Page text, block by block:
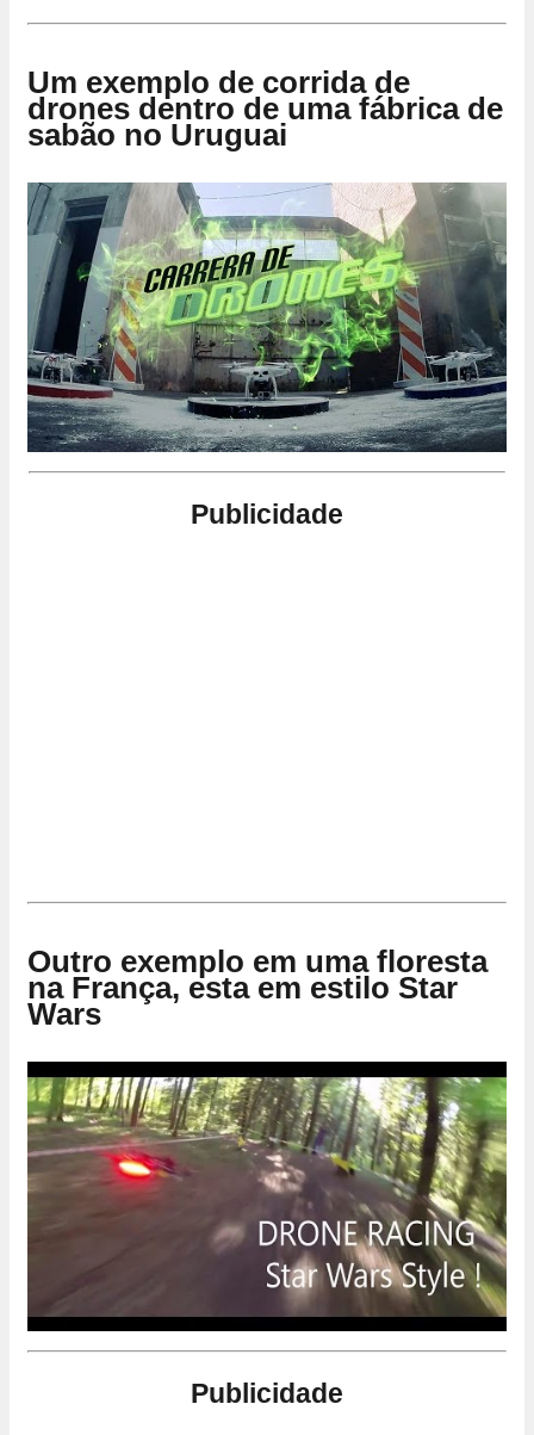
Um exemplo de corrida de
drones dentro de uma fábrica de
sabão no Uruguai
Publicidade
Outro exemplo em uma floresta
na França, esta em estilo Star
Wars
Publicidade